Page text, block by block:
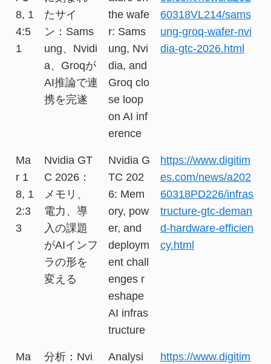
8, 1
4:5
1
たサイ
ン：Sams
ung、Nvidi
a、Groqが
AI推論で連
携を完遂
the wafe
r: Sams
ung, Nvi
dia, and
Groq clo
se loop
on AI inf
erence
60318VL214/sams
ung-groq-wafer-nvi
dia-gtc-2026.html
Ma
r 1
8, 1
2:3
3
Nvidia GT
C 2026：
メモリ、
電力、導
入の課題
がAIインフ
ラの形を
変える
Nvidia G
TC 202
6: Mem
ory, pow
er, and
deploym
ent chall
enges r
eshape
AI infras
tructure
https://www.digitim
es.com/news/a202
60318PD226/infras
tructure-gtc-deman
d-hardware-efficien
cy.html
Ma
分析：Nvi
Analysi
https://www.digitim